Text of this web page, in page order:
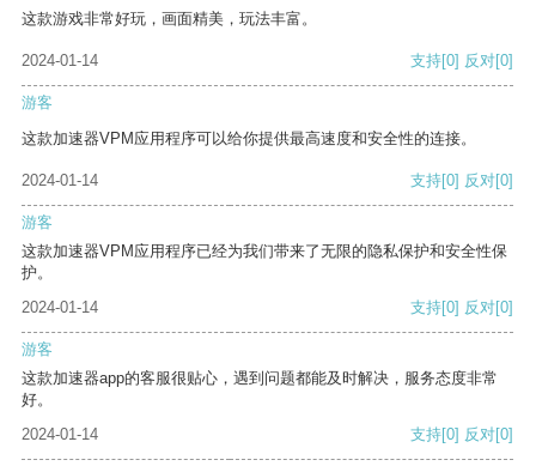
这款游戏非常好玩，画面精美，玩法丰富。
2024-01-14 支持[0] 反对[0]
游客
这款加速器VPM应用程序可以给你提供最高速度和安全性的连接。
2024-01-14 支持[0] 反对[0]
游客
这款加速器VPM应用程序已经为我们带来了无限的隐私保护和安全性保
护。
2024-01-14
支持[0] 反对[0]
游客
这款加速器app的客服很贴心，遇到问题都能及时解决，服务态度非常
好。
2024-01-14
支持[0] 反对[0]